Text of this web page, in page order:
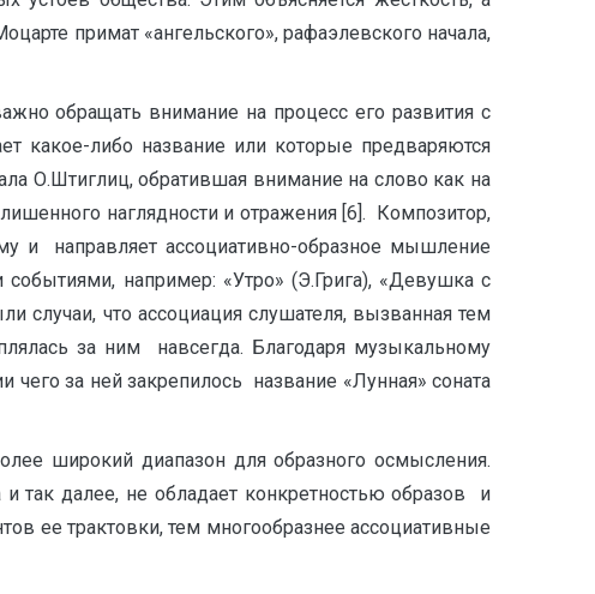
примат «ангельского», рафаэлевского начала,
обращать внимание на процесс его развития с
какое-либо название или которые предваряются
О.Штиглиц, обратившая внимание на слово как на
наглядности и отражения [6]. Композитор,
и направляет ассоциативно-образное мышление
например: «Утро» (Э.Грига), «Девушка с
случаи, что ассоциация слушателя, вызванная тем
за ним навсегда. Благодаря музыкальному
за ней закрепилось название «Лунная» соната
широкий диапазон для образного осмысления.
так далее, не обладает конкретностью образов и
ее трактовки, тем многообразнее ассоциативные